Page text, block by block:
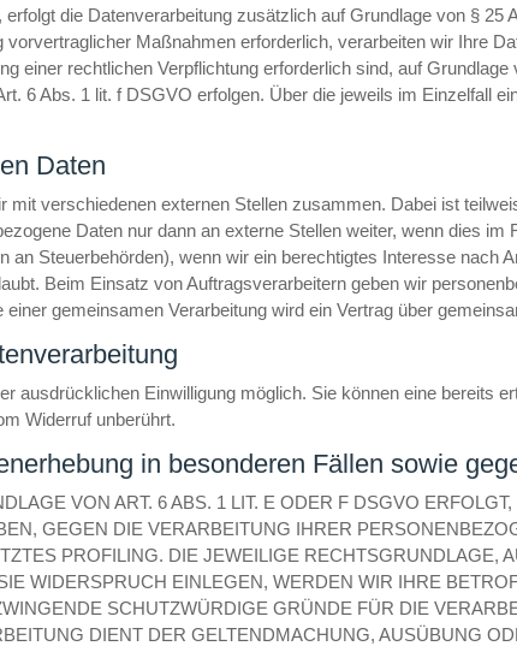
die Datenverarbeitung zusätzlich auf Grundlage von §
Maßnahmen erforderlich, verarbeiten wir Ihre
einer rechtlichen Verpflichtung erforderlich sind, auf
6 Abs. 1 lit. f DSGVO erfolgen. Über die jeweils im Einzelfall
Daten
verschiedenen externen Stellen zusammen. Dabei ist
Daten nur dann an externe Stellen weiter, wenn dies
an Steuerbehörden), wenn wir ein berechtigtes Interesse nach
Beim Einsatz von Auftragsverarbeitern geben wir
gemeinsamen Verarbeitung wird ein Vertrag über
ausdrücklichen Einwilligung möglich. Sie können eine bereits
Widerruf unberührt.
in besonderen Fällen sowie
VON ART. 6 ABS. 1 LIT. E ODER F DSGVO
GEGEN DIE VERARBEITUNG IHRER
PROFILING. DIE JEWEILIGE RECHTSGRUNDLAGE,
WIDERSPRUCH EINLEGEN, WERDEN WIR IHRE
SCHUTZWÜRDIGE GRÜNDE FÜR DIE
DIENT DER GELTENDMACHUNG, AUSÜBUNG